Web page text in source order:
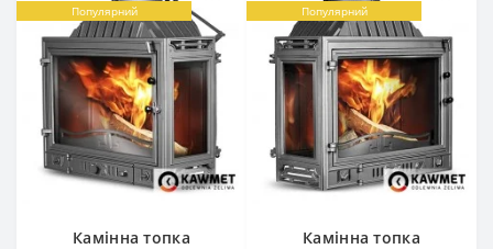
Популярний
Камінна топка
Популярний
Камінна топка